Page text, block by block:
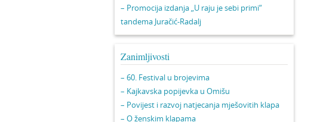
– Promocija izdanja „U raju je sebi primi“
tandema Juračić-Radalj
Zanimljivosti
– 60. Festival u brojevima
– Kajkavska popijevka u Omišu
– Povijest i razvoj natjecanja mješovitih klapa
– O ženskim klapama